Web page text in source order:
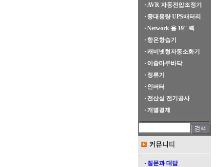
AVR 자동전압조정기
중대용량 UPS배터리
Network 용 19" 렉
항온항습기
캐비넷형자동소화기
이중마루바닥
정류기
인버터
전산실 전기공사
개별결제
질문과 대답